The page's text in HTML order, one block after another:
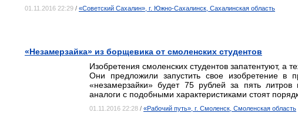
01.11.2016 22:29 / «Советский Сахалин», г. Южно-Сахалинск, Сахалинская область
«Незамерзайка» из борщевика от смоленских студентов
Изобретения смоленских студентов запатентуют, а
Они предложили запустить свое изобретение в
«незамерзайки» будет 75 рублей за пять
аналоги с подобными характеристиками стоят
01.11.2016 22:28 / «Рабочий путь», г. Смоленск, Смоленская область